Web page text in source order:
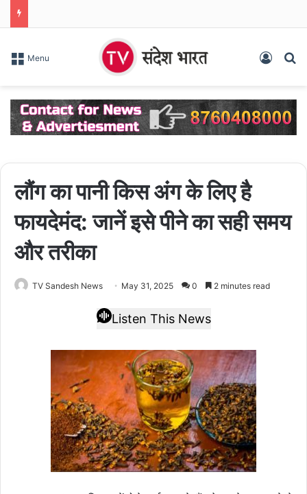
Menu Log In
लौंग का पानी किस अंग के लिए है
फायदेमंद: जानें इसे पीने का सही समय
और तरीका
TV Sandesh News May 31, 2025 0 2 minutes read
Listen This News